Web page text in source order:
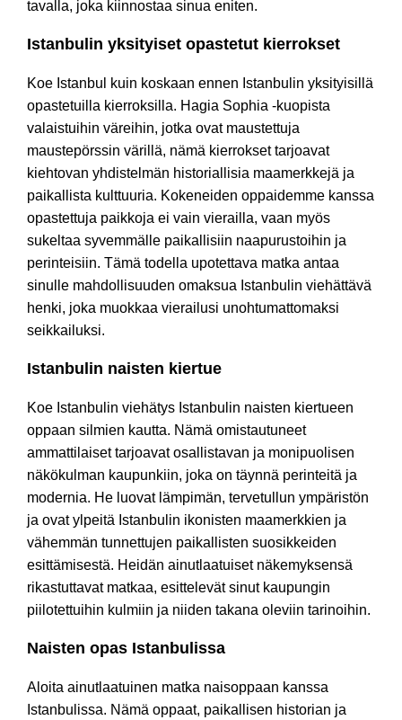
tavalla, joka kiinnostaa sinua eniten.
Istanbulin yksityiset opastetut kierrokset
Koe Istanbul kuin koskaan ennen Istanbulin yksityisillä
opastetuilla kierroksilla. Hagia Sophia -kuopista
valaistuihin väreihin, jotka ovat maustettuja
maustepörssin värillä, nämä kierrokset tarjoavat
kiehtovan yhdistelmän historiallisia maamerkkejä ja
paikallista kulttuuria. Kokeneiden oppaidemme kanssa
opastettuja paikkoja ei vain vierailla, vaan myös
sukeltaa syvemmälle paikallisiin naapurustoihin ja
perinteisiin. Tämä todella upotettava matka antaa
sinulle mahdollisuuden omaksua Istanbulin viehättävä
henki, joka muokkaa vierailusi unohtumattomaksi
seikkailuksi.
Istanbulin naisten kiertue
Koe Istanbulin viehätys Istanbulin naisten kiertueen
oppaan silmien kautta. Nämä omistautuneet
ammattilaiset tarjoavat osallistavan ja monipuolisen
näkökulman kaupunkiin, joka on täynnä perinteitä ja
modernia. He luovat lämpimän, tervetullun ympäristön
ja ovat ylpeitä Istanbulin ikonisten maamerkkien ja
vähemmän tunnettujen paikallisten suosikkeiden
esittämisestä. Heidän ainutlaatuiset näkemyksensä
rikastuttavat matkaa, esittelevät sinut kaupungin
piilotettuihin kulmiin ja niiden takana oleviin tarinoihin.
Naisten opas Istanbulissa
Aloita ainutlaatuinen matka naisoppaan kanssa
Istanbulissa. Nämä oppaat, paikallisen historian ja